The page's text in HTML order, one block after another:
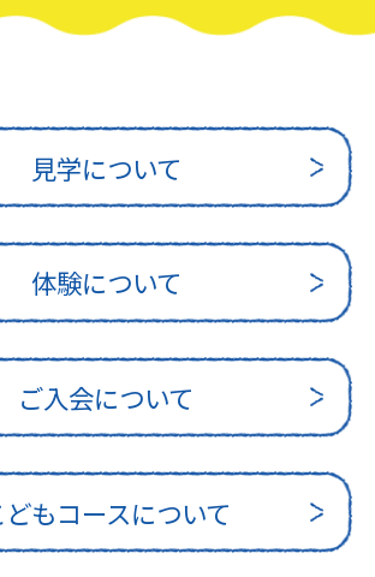
見学について
体験について
ご入会について
どもコースについて